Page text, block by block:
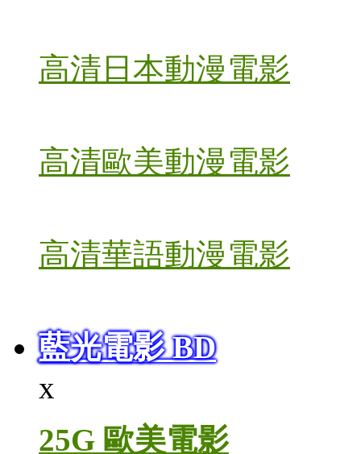
高清日本動漫電影
高清歐美動漫電影
高清華語動漫電影
藍光電影 BD
x
25G 歐美電影